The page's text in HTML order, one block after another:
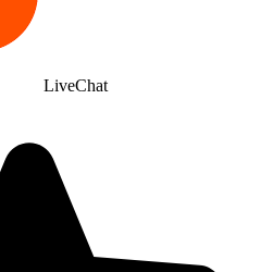
LiveChat